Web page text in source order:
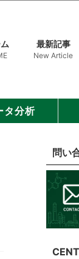
最新記事
New Article
タ分析
問い